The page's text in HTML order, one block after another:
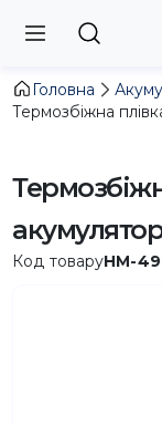
Головна
Термозбіжна
Код товаруHM-